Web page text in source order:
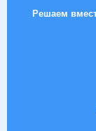
Решаем